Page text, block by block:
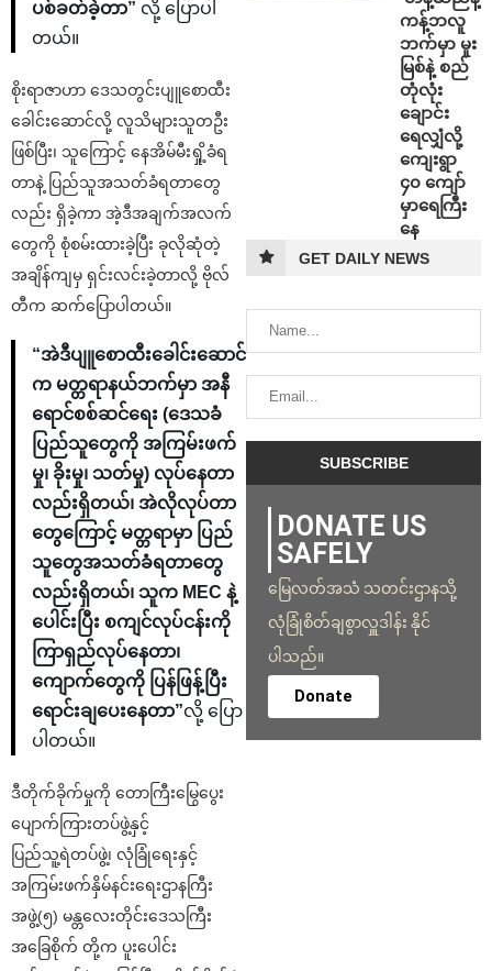
ပစ်ခတ်ခဲ့တာ” လို့ ပြောပါ
တယ်။
စိုးရာဇာဟာ ဒေသတွင်းပျူစောထီး
ခေါင်းဆောင်လို့ လူသိများသူတဦး
ဖြစ်ပြီး၊ သူကြောင့် နေအိမ်မီးရှို့ခံရ
တာနဲ့ ပြည်သူအသတ်ခံရတာတွေ
လည်း ရှိခဲ့ကာ အဲ့ဒီအချက်အလက်
တွေကို စုံစမ်းထားခဲ့ပြီး ခုလိုဆုံတဲ့
အချိန်ကျမှ ရှင်းလင်းခဲ့တာလို့ ဗိုလ်
တီက ဆက်ပြောပါတယ်။
“အဲဒီပျူစောထီးခေါင်းဆောင်
က မတ္တရာနယ်ဘက်မှာ အနီ
ရောင်စစ်ဆင်ရေး (ဒေသခံ
ပြည်သူတွေကို အကြမ်းဖက်
မှု၊ ခိုးမှု၊ သတ်မှု) လုပ်နေတာ
လည်းရှိတယ်၊ အဲလိုလုပ်တာ
တွေကြောင့် မတ္တရာမှာ ပြည်
သူတွေအသတ်ခံရတာတွေ
လည်းရှိတယ်၊ သူက MEC နဲ့
ပေါင်းပြီး စကျင်လုပ်ငန်းကို
ကြာရှည်လုပ်နေတာ၊
ကျောက်တွေကို ပြန်ဖြန့်ပြီး
ရောင်းချပေးနေတာ”လို့ ပြော
ပါတယ်။
ဒီတိုက်ခိုက်မှုကို တောကြီးမြွေပွေး
ပျောက်ကြားတပ်ဖွဲ့နှင့်
ပြည်သူ့ရဲတပ်ဖွဲ့၊ လုံခြုံရေးနှင့်
အကြမ်းဖက်နှိမ်နင်းရေးဌာနကြီး
အဖွဲ့(၅) မန္တလေးတိုင်းဒေသကြီး
အခြေစိုက် တို့က ပူးပေါင်း
ကန့်ဘလူ
ဘက်မှာ မူး
မြစ်နဲ့ စည်
တုံလုံး
ချောင်း
ရေလျှံလို့
ကျေးရွာ
၄၀ ကျော်
မှာရေကြီး
နေ
GET DAILY NEWS
DONATE US
SAFELY
မြေလတ်အသံ သတင်းဌာနသို့
လုံခြုံစိတ်ချစွာလှူဒါန်း နိုင်
ပါသည်။
Donate